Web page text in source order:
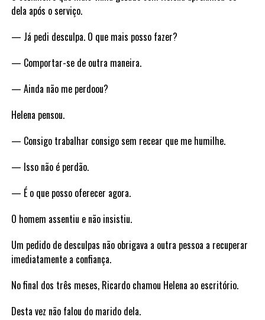
dela após o serviço.
— Já pedi desculpa. O que mais posso fazer?
— Comportar-se de outra maneira.
— Ainda não me perdoou?
Helena pensou.
— Consigo trabalhar consigo sem recear que me humilhe.
— Isso não é perdão.
— É o que posso oferecer agora.
O homem assentiu e não insistiu.
Um pedido de desculpas não obrigava a outra pessoa a recuperar
imediatamente a confiança.
No final dos três meses, Ricardo chamou Helena ao escritório.
Desta vez não falou do marido dela.